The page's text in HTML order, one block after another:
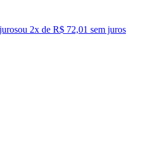
ou 2x de R$ 72,01 sem juros